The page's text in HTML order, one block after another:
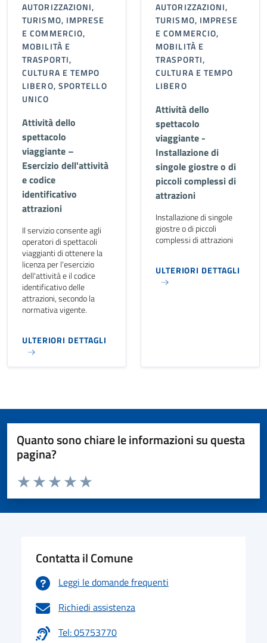
AUTORIZZAZIONI,
TURISMO, IMPRESE
E COMMERCIO,
MOBILITÀ E
TRASPORTI,
CULTURA E TEMPO
LIBERO, SPORTELLO
UNICO
Attività dello
spettacolo
viaggiante –
Esercizio dell'attività
e codice
identificativo
attrazioni
Il servizio consente agli
operatori di spettacoli
viaggianti di ottenere la
licenza per l'esercizio
dell'attività e il codice
identificativo delle
attrazioni, secondo la
normativa vigente.
ULTERIORI DETTAGLI
AUTORIZZAZIONI,
TURISMO, IMPRESE
E COMMERCIO,
MOBILITÀ E
TRASPORTI,
CULTURA E TEMPO
LIBERO
Attività dello
spettacolo
viaggiante -
Installazione di
singole giostre o di
piccoli complessi di
attrazioni
Installazione di singole
giostre o di piccoli
complessi di attrazioni
ULTERIORI DETTAGLI
Quanto sono chiare le informazioni su questa
pagina?
Valuta da 1 a 5 stelle la pagina
Valuta 5 stelle su 5
Valuta 4 stelle su 5
Valuta 3 stelle su 5
Valuta 2 stelle su 5
Valuta 1 stelle su 5
Contatta il Comune
Leggi le domande frequenti
Richiedi assistenza
Tel: 05753770